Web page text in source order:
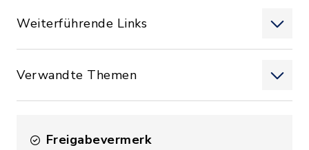
Weiterführende Links
Verwandte Themen
Freigabevermerk